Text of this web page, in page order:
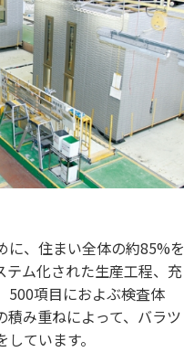
に、住まい全体の約85%を
テム化された生産工程、充
500項目におよぶ検査体
み重ねによって、バラツ
ています。